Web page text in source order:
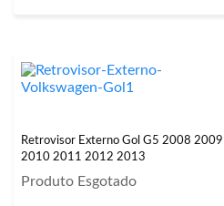
Retrovisor Externo Gol G5 2008 2009
2010 2011 2012 2013
Produto Esgotado